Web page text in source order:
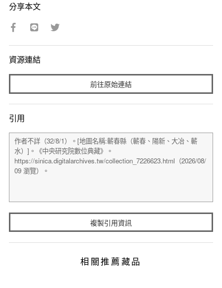
分享本文
資源連結
前往原始連結
引用
複製引用資訊
相關推薦藏品